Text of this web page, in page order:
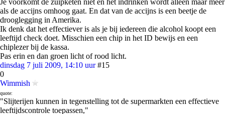
Je voorkomt de zuipketen niet en het indrinken wordt alleen maar meer
als de accijns omhoog gaat. En dat van de accijns is een beetje de
drooglegging in Amerika.
Ik denk dat het effectiever is als je bij iedereen die alcohol koopt een
leeftijd check doet. Misschien een chip in het ID bewijs en een
chiplezer bij de kassa.
Pas erin en dan groen licht of rood licht.
dinsdag 7 juli 2009, 14:10 uur #15
0
Wimmish
quote:
"Slijterijen kunnen in tegenstelling tot de supermarkten een effectieve
leeftijdscontrole toepassen,"